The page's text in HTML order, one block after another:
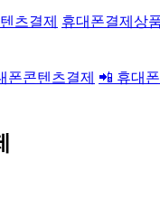
츠결제 휴대폰결제상
폰콘텐츠결제 📲 휴대